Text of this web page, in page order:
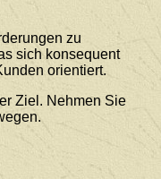
zu
sich konsequent
orientiert.
Ziel. Nehmen Sie